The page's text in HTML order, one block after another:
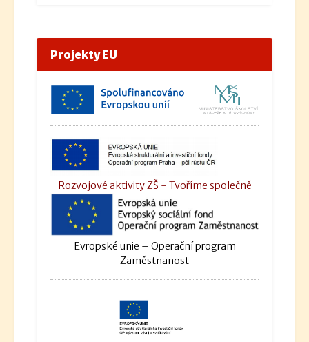
Projekty EU
Rozvojové aktivity ZŠ - Tvoříme společně
Evropské unie – Operační program
Zaměstnanost